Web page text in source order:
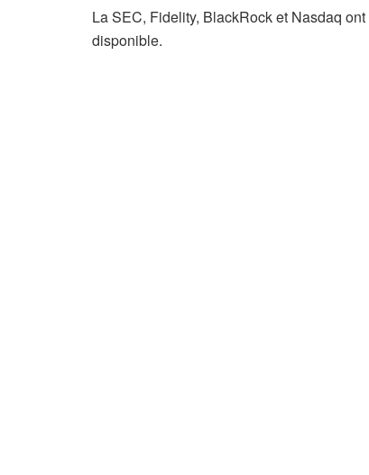
La SEC, Fidelity, BlackRock et Nasdaq
disponible.